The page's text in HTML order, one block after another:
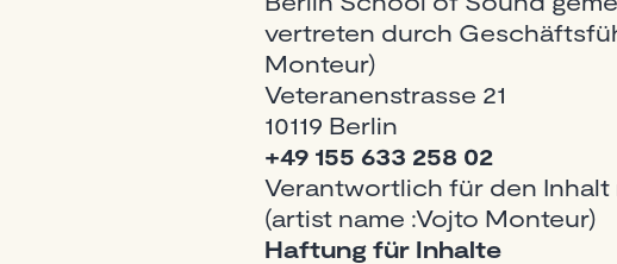
vertreten durch
Monteur)
Veteranenstrasse 21
10119 Berlin
+49 155 633 258 02
Verantwortlich für den Inhalt
(artist name :Vojto Monteur)
Haftung für Inhalte